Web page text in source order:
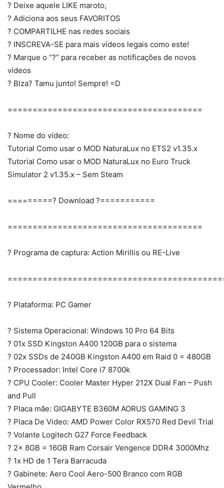
? Deixe aquele LIKE maroto,
? Adiciona aos seus FAVORITOS
? COMPARTILHE nas redes sociais
? INSCREVA-SE para mais vídeos legais como este!
? Marque o “?” para receber as notificações de novos
vídeos
? Blza? Tamu junto! Sempre! =D
=======================================
? Nome do vídeo:
Tutorial Como usar o MOD NaturaLux no ETS2 v1.35.x
Tutorial Como usar o MOD NaturaLux no Euro Truck
Simulator 2 v1.35.x – Sem Steam
=========? Download ?===========
=======================================
? Programa de captura: Action Mirillis ou RE-Live
? Plataforma: PC Gamer
? Sistema Operacional: Windows 10 Pro 64 Bits
? 01x SSD Kingston A400 120GB para o sistema
? 02x SSDs de 240GB Kingston A400 em Raid 0 = 480GB
? Processador: Intel Core i7 8700k
? CPU Cooler: Cooler Master Hyper 212X Dual Fan – Push
and Pull
? Placa mãe: GIGABYTE B360M AORUS GAMING 3
? Placa De Video: AMD Power Color RX570 Red Devil Trial
? Volante Logitech G27 Force Feedback
? 2x 8GB = 16GB Ram Corsair Vengence DDR4 3000Mhz
? 1x HD de 1 Tera Barracuda
? Gabinete: Aero Cool Aero-500 Branco com RGB